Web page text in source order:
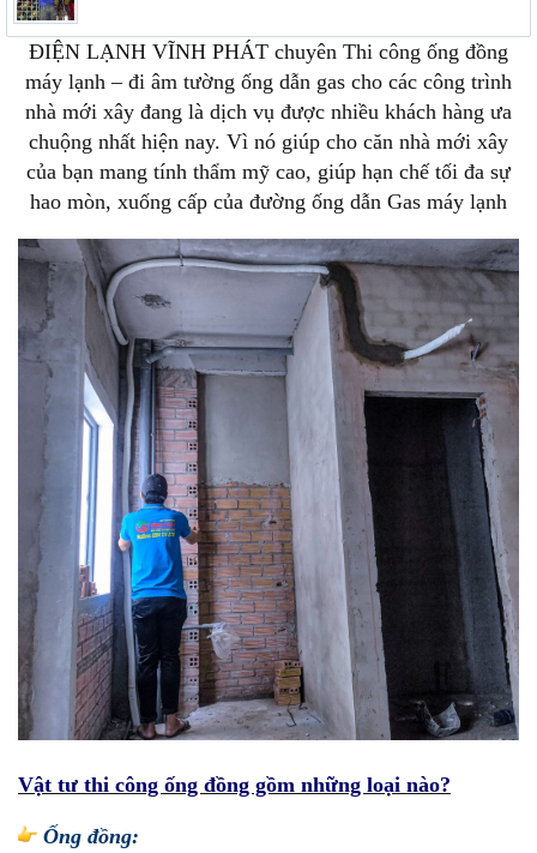
ĐIỆN LẠNH VĨNH PHÁT chuyên Thi công ống đồng
máy lạnh – đi âm tường ống dẫn gas cho các công trình
nhà mới xây đang là dịch vụ được nhiều khách hàng ưa
chuộng nhất hiện nay. Vì nó giúp cho căn nhà mới xây
của bạn mang tính thẩm mỹ cao, giúp hạn chế tối đa sự
hao mòn, xuống cấp của đường ống dẫn Gas máy lạnh
Vật tư thi công ống đồng gồm những loại nào?
Ống đồng: